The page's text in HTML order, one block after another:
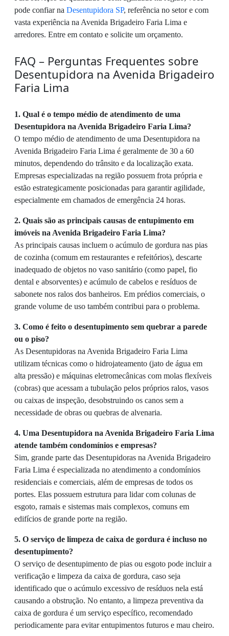
pode confiar na Desentupidora SP, referência no setor e com
vasta experiência na Avenida Brigadeiro Faria Lima e
arredores. Entre em contato e solicite um orçamento.
FAQ – Perguntas Frequentes sobre
Desentupidora na Avenida Brigadeiro
Faria Lima
1. Qual é o tempo médio de atendimento de uma
Desentupidora na Avenida Brigadeiro Faria Lima?
O tempo médio de atendimento de uma Desentupidora na
Avenida Brigadeiro Faria Lima é geralmente de 30 a 60
minutos, dependendo do trânsito e da localização exata.
Empresas especializadas na região possuem frota própria e
estão estrategicamente posicionadas para garantir agilidade,
especialmente em chamados de emergência 24 horas.
2. Quais são as principais causas de entupimento em
imóveis na Avenida Brigadeiro Faria Lima?
As principais causas incluem o acúmulo de gordura nas pias
de cozinha (comum em restaurantes e refeitórios), descarte
inadequado de objetos no vaso sanitário (como papel, fio
dental e absorventes) e acúmulo de cabelos e resíduos de
sabonete nos ralos dos banheiros. Em prédios comerciais, o
grande volume de uso também contribui para o problema.
3. Como é feito o desentupimento sem quebrar a parede
ou o piso?
As Desentupidoras na Avenida Brigadeiro Faria Lima
utilizam técnicas como o hidrojateamento (jato de água em
alta pressão) e máquinas eletromecânicas com molas flexíveis
(cobras) que acessam a tubulação pelos próprios ralos, vasos
ou caixas de inspeção, desobstruindo os canos sem a
necessidade de obras ou quebras de alvenaria.
4. Uma Desentupidora na Avenida Brigadeiro Faria Lima
atende também condomínios e empresas?
Sim, grande parte das Desentupidoras na Avenida Brigadeiro
Faria Lima é especializada no atendimento a condomínios
residenciais e comerciais, além de empresas de todos os
portes. Elas possuem estrutura para lidar com colunas de
esgoto, ramais e sistemas mais complexos, comuns em
edifícios de grande porte na região.
5. O serviço de limpeza de caixa de gordura é incluso no
desentupimento?
O serviço de desentupimento de pias ou esgoto pode incluir a
verificação e limpeza da caixa de gordura, caso seja
identificado que o acúmulo excessivo de resíduos nela está
causando a obstrução. No entanto, a limpeza preventiva da
caixa de gordura é um serviço específico, recomendado
periodicamente para evitar entupimentos futuros e mau cheiro.